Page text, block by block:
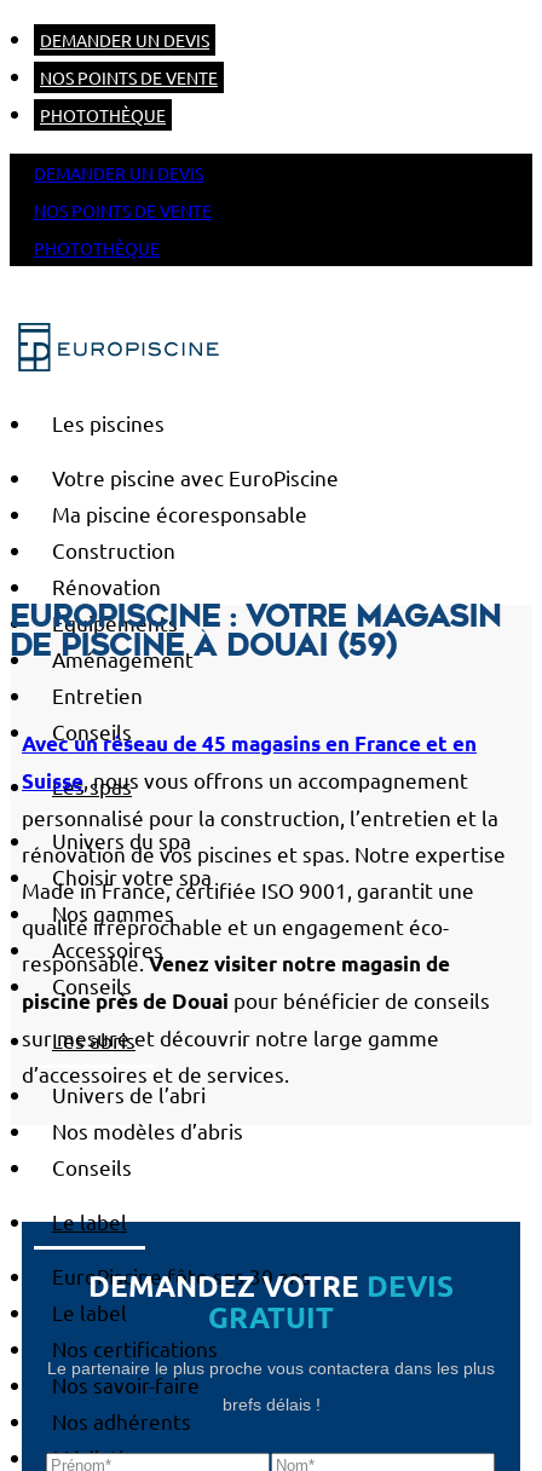
DEMANDER UN DEVIS
NOS POINTS DE VENTE
PHOTOTHÈQUE
DEMANDER UN DEVIS
NOS POINTS DE VENTE
PHOTOTHÈQUE
Les piscines
Votre piscine avec EuroPiscine
Ma piscine écoresponsable
Construction
Rénovation
Équipements
Aménagement
Entretien
Conseils
Les spas
Univers du spa
Choisir votre spa
Nos gammes
Accessoires
Conseils
Les abris
Univers de l’abri
Nos modèles d’abris
Conseils
Le label
EuroPiscine fête ses 30 ans
Le label
Nos certifications
Nos savoir-faire
Nos adhérents
Médiation
EuroPiscine : votre magasin
de piscine à Douai (59)
Avec un réseau de 45 magasins en France et en
Suisse , nous vous offrons un accompagnement
personnalisé pour la construction, l’entretien et la
rénovation de vos piscines et spas. Notre expertise
Made in France, certifiée ISO 9001, garantit une
qualité irréprochable et un engagement éco-
responsable.Venez visiter notre magasin de
piscine près de Douai pour bénéficier de conseils
sur mesure et découvrir notre large gamme
d’accessoires et de services.
DEMANDEZ VOTRE DEVIS
GRATUIT
Le partenaire le plus proche vous contactera dans les plus
brefs délais !